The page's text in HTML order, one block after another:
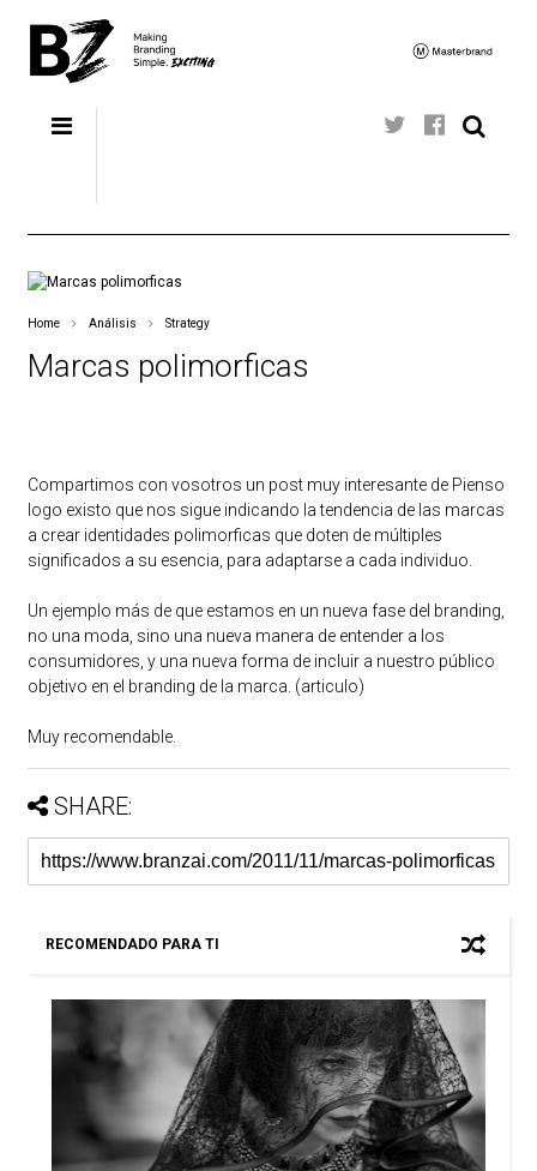
Home Análisis Strategy
Marcas polimorficas
Compartimos con vosotros un post muy interesante de Pienso
logo existo que nos sigue indicando la tendencia de las marcas
a crear identidades polimorficas que doten de múltiples
significados a su esencia, para adaptarse a cada individuo.
Un ejemplo más de que estamos en un nueva fase del branding,
no una moda, sino una nueva manera de entender a los
consumidores, y una nueva forma de incluir a nuestro público
objetivo en el branding de la marca. (articulo)
Muy recomendable.
SHARE:
RECOMENDADO PARA TI